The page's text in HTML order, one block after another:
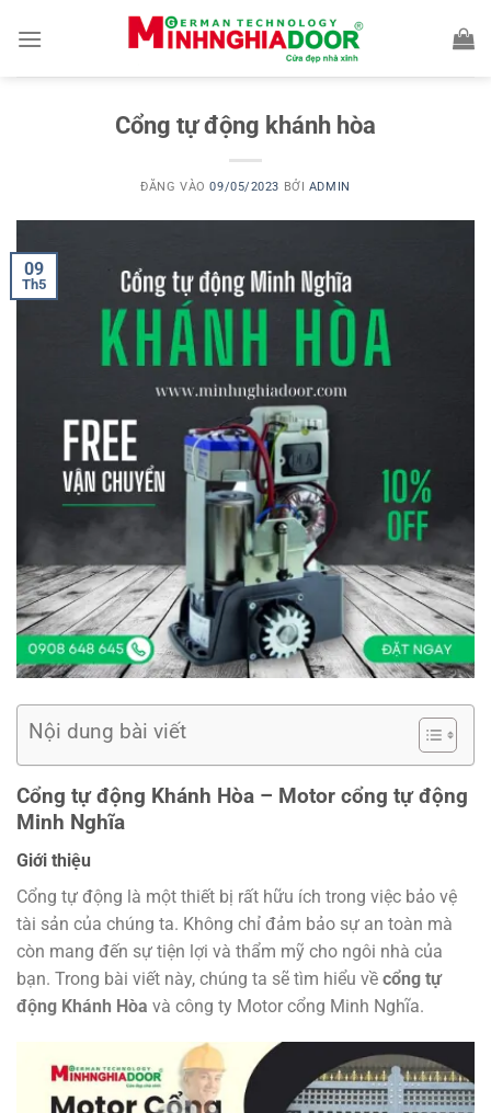
qua
Cổng tự động khánh hòa
ĐĂNG VÀO09/05/2023 BỞI ADMIN
09
Th5
Nội dung bài viết
Cổng tự động Khánh Hòa – Motor cổng tự động
Minh Nghĩa
Giới thiệu
Cổng tự động là một thiết bị rất hữu ích trong việc bảo vệ
tài sản của chúng ta. Không chỉ đảm bảo sự an toàn mà
còn mang đến sự tiện lợi và thẩm mỹ cho ngôi nhà của
bạn. Trong bài viết này, chúng ta sẽ tìm hiểu về cổng tự
động Khánh Hòa và công ty Motor cổng Minh Nghĩa.